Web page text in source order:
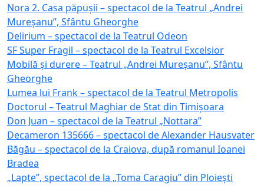
Nora 2. Casa păpușii – spectacol de la Teatrul „Andrei
Mureșanu”, Sfântu Gheorghe
Delirium – spectacol de la Teatrul Odeon
SF Super Fragil – spectacol de la Teatrul Excelsior
Mobilă și durere – Teatrul „Andrei Mureșanu”, Sfântu
Gheorghe
Lumea lui Frank – spectacol de la Teatrul Metropolis
Doctorul – Teatrul Maghiar de Stat din Timișoara
Don Juan – spectacol de la Teatrul „Nottara”
Decameron 135666 – spectacol de Alexander Hausvater
Băgău – spectacol de la Craiova, după romanul Ioanei
Bradea
„Lapte”, spectacol de la „Toma Caragiu” din Ploiești